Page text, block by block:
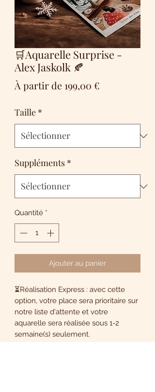
🛒Aquarelle Surprise -
Alex Jaskolk 🍂
À partir de 199,00 €
Taille *
Suppléments *
Quantité *
Ajouter au panier
⏳Réalisation Express : avec cette
option, votre place sera prioritaire sur
notre liste d'attente et votre
aquarelle sera réalisée sous 1-2
semaine(s) seulement.